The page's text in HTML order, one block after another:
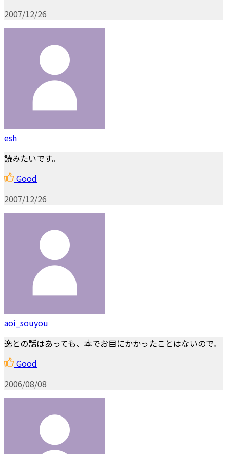
2007/12/26
esh
読みたいです。
Good
2007/12/26
aoi_souyou
逸との話はあっても、本でお目にかかったことはないので。
Good
2006/08/08